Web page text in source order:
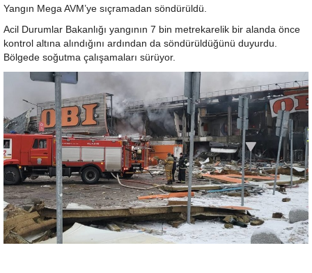
Yangın Mega AVM’ye sıçramadan söndürüldü.
Acil Durumlar Bakanlığı yangının 7 bin metrekarelik bir alanda önce
kontrol altına alındığını ardından da söndürüldüğünü duyurdu.
Bölgede soğutma çalışamaları sürüyor.